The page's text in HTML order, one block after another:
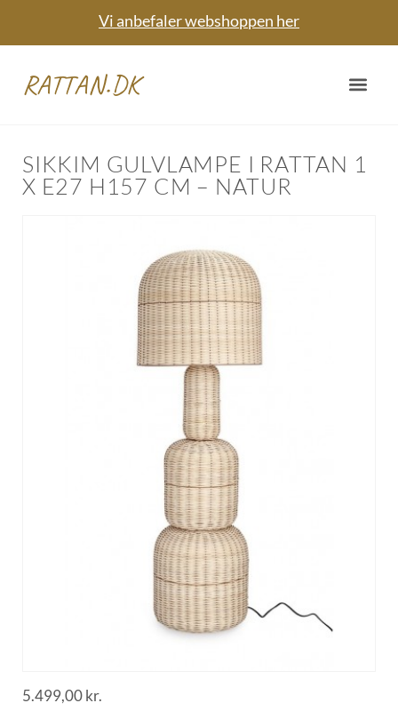
Vi anbefaler webshoppen her
RATTAN.DK
SIKKIM GULVLAMPE I RATTAN 1
X E27 H157 CM – NATUR
5.499,00kr.